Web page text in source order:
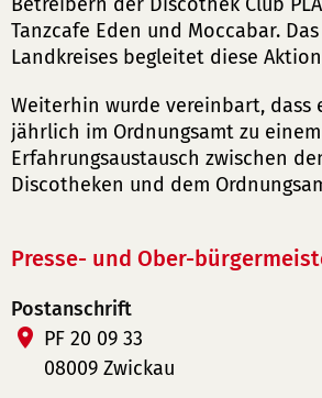
Tanzcafe Eden und Moccabar.
Landkreises begleitet diese
Weiterhin wurde vereinbart, dass
jährlich im Ordnungsamt zu einem
Erfahrungsaustausch zwischen
Discotheken und dem
Presse- und Ober-
Postanschrift
PF 20 09 33
08009 Zwickau